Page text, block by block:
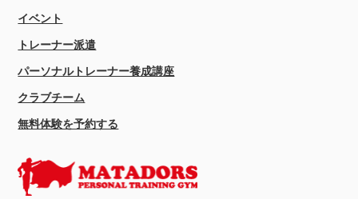
イベント
トレーナー派遣
パーソナルトレーナー養成講座
クラブチーム
無料体験を予約する